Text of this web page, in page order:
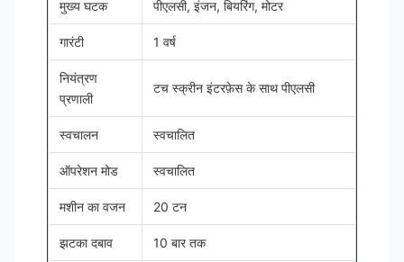
मुख्य घटक पीएलसी, इंजन, बियरिंग, मोटर
गारंटी 1 वर्ष
नियंत्रण
प्रणाली
टच स्क्रीन इंटरफ़ेस के साथ पीएलसी
स्वचालन स्वचालित
ऑपरेशन मोड स्वचालित
मशीन का वजन 20 टन
झटका दबाव 10 बार तक